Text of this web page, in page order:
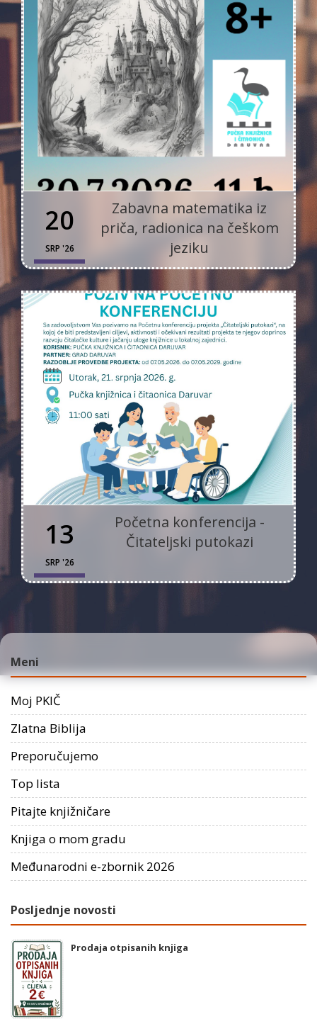
20
SRP '26
Zabavna matematika iz
priča, radionica na češkom
jeziku
13
SRP '26
Početna konferencija -
Čitateljski putokazi
Meni
Moj PKIČ
Zlatna Biblija
Preporučujemo
Top lista
Pitajte knjižničare
Knjiga o mom gradu
Međunarodni e-zbornik 2026
Posljednje novosti
Prodaja otpisanih knjiga